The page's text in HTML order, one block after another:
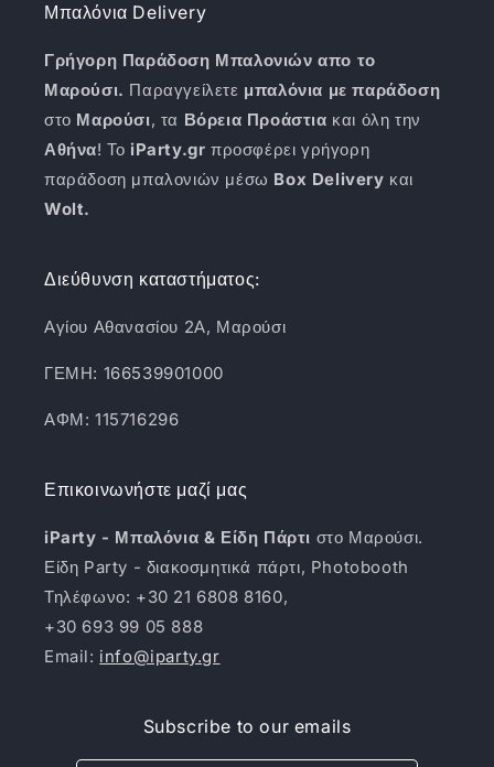
Μπαλόνια Delivery
Γρήγορη Παράδοση Μπαλονιών απο το
Μαρούσι. Παραγγείλετε μπαλόνια με παράδοση
στο Μαρούσι, τα Βόρεια Προάστια και όλη την
Αθήνα! Το iParty.gr προσφέρει γρήγορη
παράδοση μπαλονιών μέσω Box Delivery και
Wolt.
Διεύθυνση καταστήματος:
Αγίου Αθανασίου 2Α, Μαρούσι
ΓΕΜΗ: 166539901000
ΑΦΜ: 115716296
Επικοινωνήστε μαζί μας
iParty - Μπαλόνια & Είδη Πάρτι στο Μαρούσι.
Είδη Party - διακοσμητικά πάρτι, Photobooth
Τηλέφωνο: +30 21 6808 8160,
+30 693 99 05 888
Email: info@iparty.gr
Subscribe to our emails